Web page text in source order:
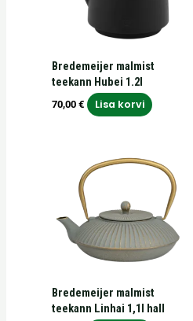
Bredemeijer malmist
teekann Hubei 1.2l
70,00€ Lisa korvi
Bredemeijer malmist
teekann Linhai 1,1l hall